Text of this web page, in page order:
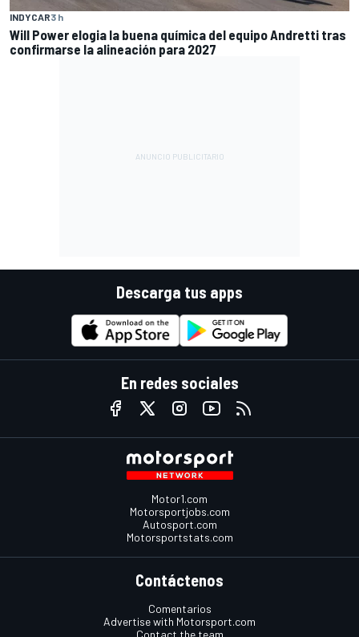
INDYCAR3 h
Will Power elogia la buena química del equipo Andretti tras
confirmarse la alineación para 2027
Descarga tus apps
En redes sociales
Motor1.com
Motorsportjobs.com
Autosport.com
Motorsportstats.com
Contáctenos
Comentarios
Advertise with Motorsport.com
Contact the team